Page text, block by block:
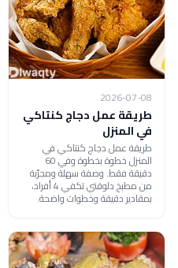
2026-07-08
طريقة عمل دجاج كنتاكي
في المنزل
طريقة عمل دجاج كنتاكي في
المنزل خطوة بخطوة وفي 60
دقيقة فقط. وصفة سهلة ومجرّبة
من مطبخ دلوقتي تكفي 4 أفراد،
بمقادير دقيقة وخطوات واضحة.